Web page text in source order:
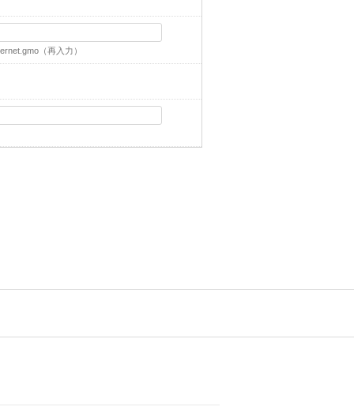
（再入力）